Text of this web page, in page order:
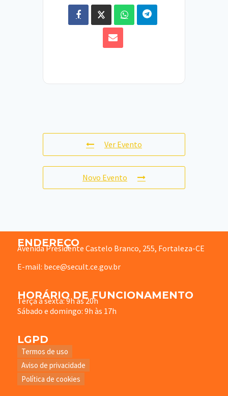
Ver Evento
Novo Evento
ENDEREÇO
Avenida Presidente Castelo Branco, 255, Fortaleza-CE
E-mail: bece@secult.ce.gov.br
HORÁRIO DE FUNCIONAMENTO
Terça à sexta: 9h às 20h
Sábado e domingo: 9h às 17h
LGPD
Termos de uso
Aviso de privacidade
Política de cookies